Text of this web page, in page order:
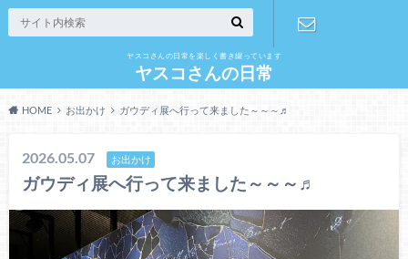
ヤスコさんの日常を楽しく書き綴っています
ヤスコさんの日常
HOME お出かけ ガウディ展へ行って来ました～～～♬
2026.05.07 お出かけ
ガウディ展へ行って来ました～～～♬